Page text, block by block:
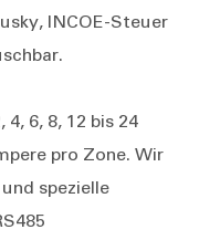
INCOE-Steuer
6, 8, 12 bis 24
pro Zone. Wir
spezielle